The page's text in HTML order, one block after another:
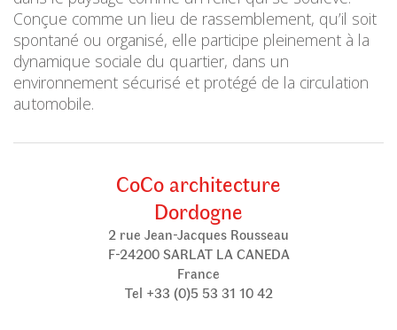
Conçue comme un lieu de rassemblement, qu’il soit
spontané ou organisé, elle participe pleinement à la
dynamique sociale du quartier, dans un
environnement sécurisé et protégé de la circulation
automobile.
CoCo architecture
Dordogne
2 rue Jean-Jacques Rousseau
F-24200 SARLAT LA CANEDA
France
Tel +33 (0)5 53 31 10 42